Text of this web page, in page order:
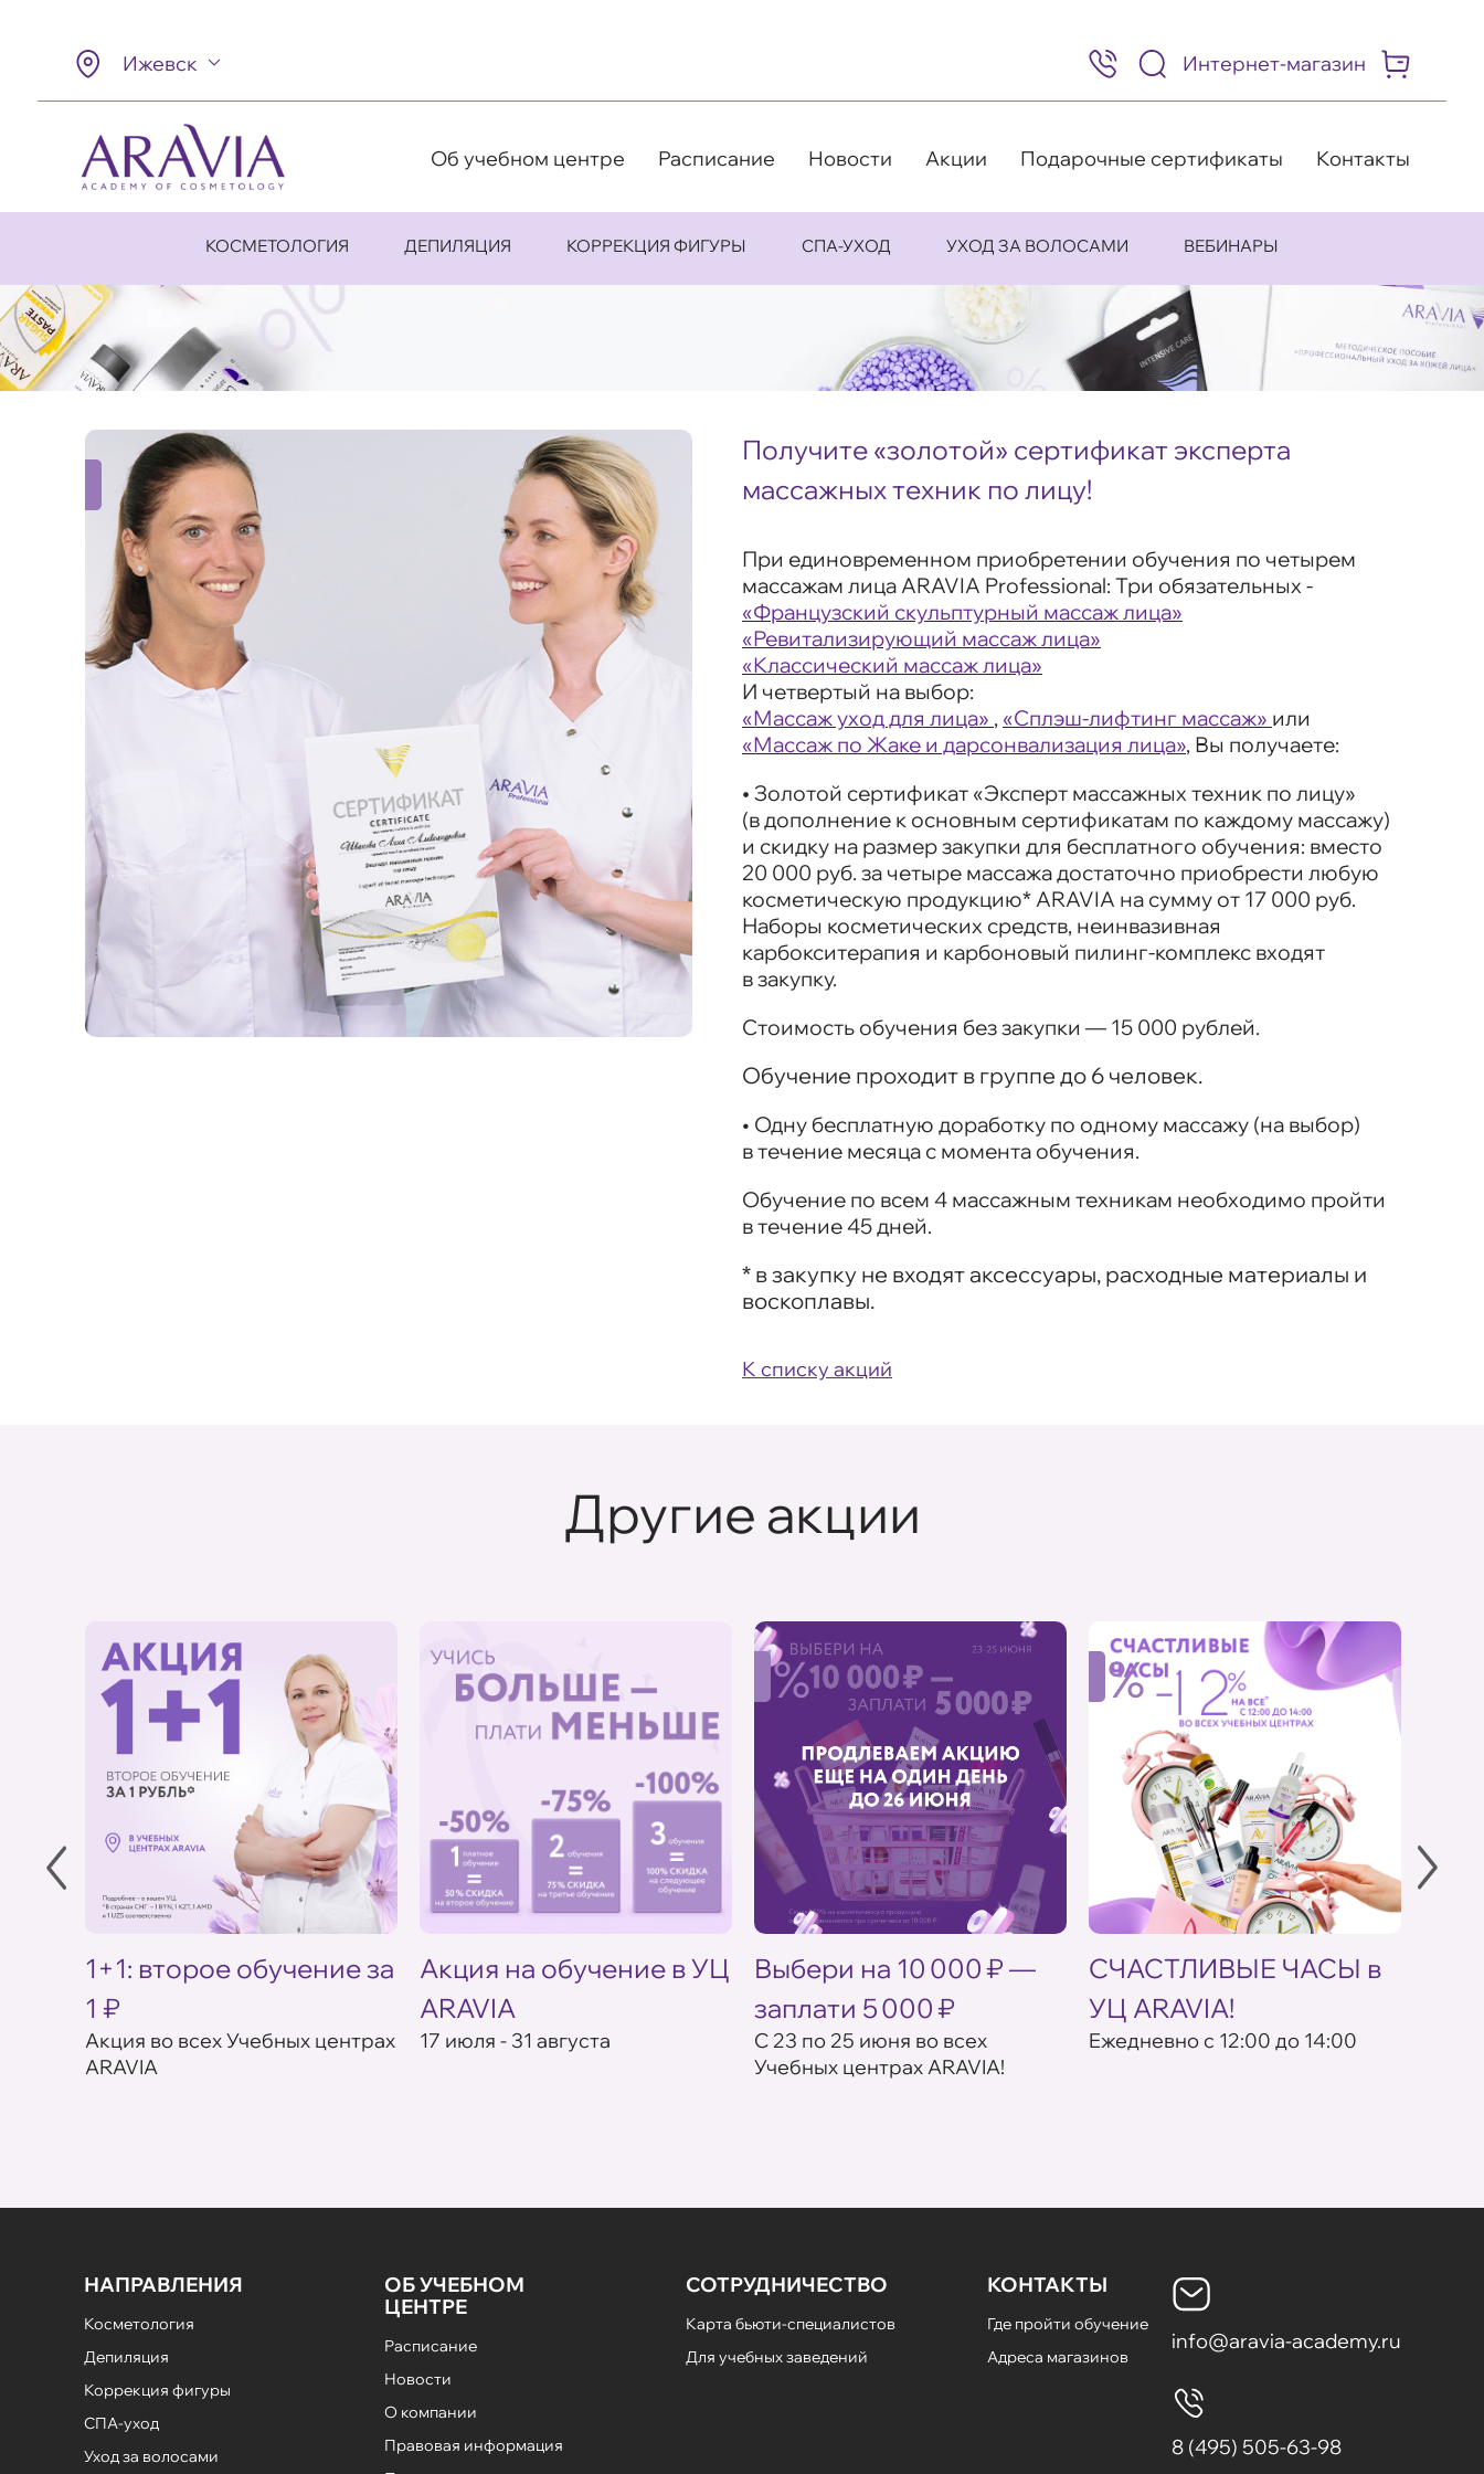
Ижевск
8
(495)
505-
98
Интернет-магазин
Об учебном центре Расписание Новости Акции Подарочные сертификаты Контакты
КОСМЕТОЛОГИЯ ДЕПИЛЯЦИЯ КОРРЕКЦИЯ ФИГУРЫ СПА-УХОД УХОД ЗА ВОЛОСАМИ ВЕБИНАРЫ
Получите «золотой» сертификат эксперта
массажных техник по лицу!
При единовременном приобретении обучения по четырем
массажам лица ARAVIA Professional: Три обязательных -
«Французский скульптурный массаж лица»
«Ревитализирующий массаж лица»
«Классический массаж лица»
И четвертый на выбор:
«Массаж уход для лица» , «Сплэш-лифтинг массаж» или
«Массаж по Жаке и дарсонвализация лица», Вы получаете:
• Золотой сертификат «Эксперт массажных техник по лицу»
(в дополнение к основным сертификатам по каждому массажу)
и скидку на размер закупки для бесплатного обучения: вместо
20 000 руб. за четыре массажа достаточно приобрести любую
косметическую продукцию*ARAVIA на сумму от 17 000 руб.
Наборы косметических средств, неинвазивная
карбокситерапия и карбоновый пилинг-комплекс входят
в закупку.
Стоимость обучения без закупки — 15 000 рублей.
Обучение проходит в группе до 6 человек.
• Одну бесплатную доработку по одному массажу (на выбор)
в течение месяца с момента обучения.
Обучение по всем 4 массажным техникам необходимо пройти
в течение 45 дней.
* в закупку не входят аксессуары, расходные материалы и
воскоплавы.
К списку акций
Другие акции
1+1: второе обучение за
1 ₽
Акция во всех Учебных центрах
ARAVIA
Акция на обучение в УЦ
ARAVIA
17 июля - 31 августа
%
Выбери на 10 000 ₽ —
заплати 5 000 ₽
С 23 по 25 июня во всех
Учебных центрах ARAVIA!
%
СЧАСТЛИВЫЕ ЧАСЫ в
УЦ ARAVIA!
Eжедневно с 12:00 до 14:00
НАПРАВЛЕНИЯ
Косметология
Депиляция
Коррекция фигуры
СПА-уход
Уход за волосами
ОБ УЧЕБНОМ
ЦЕНТРЕ
Расписание
Новости
О компании
Правовая информация
СОТРУДНИЧЕСТВО
Карта бьюти-специалистов
Для учебных заведений
КОНТАКТЫ
Где пройти обучение
Адреса магазинов
info@aravia-academy.ru
8 (495) 505-63-98